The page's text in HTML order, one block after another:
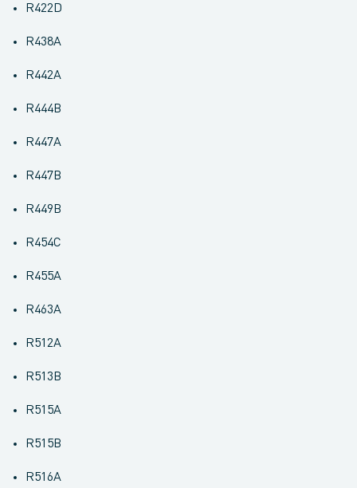
R422D
R438A
R442A
R444B
R447A
R447B
R449B
R454C
R455A
R463A
R512A
R513B
R515A
R515B
R516A